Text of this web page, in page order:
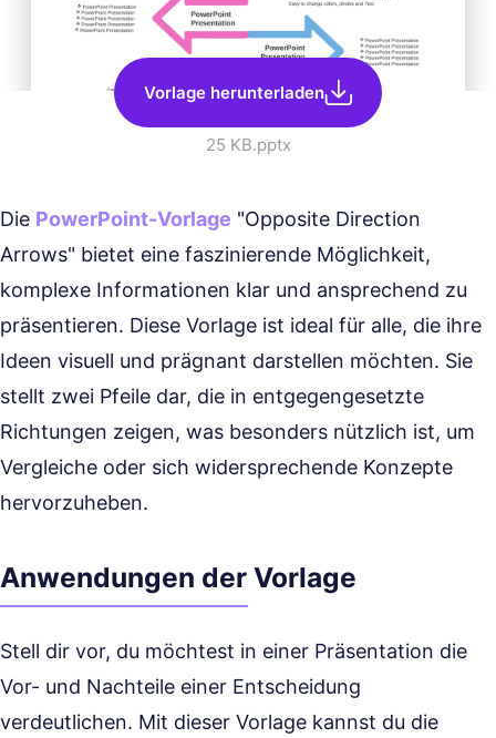
Vorlage herunterladen
25 KB.pptx
Die PowerPoint-Vorlage "Opposite Direction
Arrows" bietet eine faszinierende Möglichkeit,
komplexe Informationen klar und ansprechend zu
präsentieren. Diese Vorlage ist ideal für alle, die ihre
Ideen visuell und prägnant darstellen möchten. Sie
stellt zwei Pfeile dar, die in entgegengesetzte
Richtungen zeigen, was besonders nützlich ist, um
Vergleiche oder sich widersprechende Konzepte
hervorzuheben.
Anwendungen der Vorlage
Stell dir vor, du möchtest in einer Präsentation die
Vor- und Nachteile einer Entscheidung
verdeutlichen. Mit dieser Vorlage kannst du die